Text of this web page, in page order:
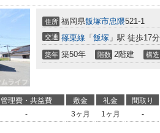
住所 福岡県飯塚市忠隈521-1
交通 篠栗線 「 飯塚 」駅 徒歩17分
築年 築50年 階数 2階建 構造
管理費・共益費 敷金 礼金 間取り
- 3ヶ月 1ヶ月 -